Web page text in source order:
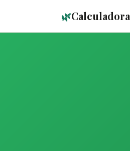
🌿Calculadora